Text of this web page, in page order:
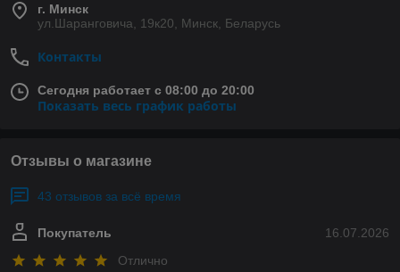
г. Минск
ул.Шаранговича, 19к20, Минск, Беларусь
Контакты
Сегодня работает с 08:00 до 20:00
Показать весь график работы
Отзывы о магазине
43 отзывов за всё время
16.07.2026
Покупатель
Отлично